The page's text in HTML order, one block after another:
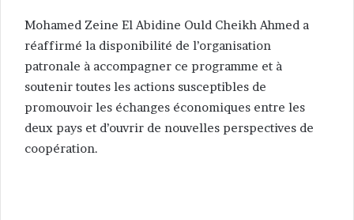
Mohamed Zeine El Abidine Ould Cheikh Ahmed a
réaffirmé la disponibilité de l’organisation
patronale à accompagner ce programme et à
soutenir toutes les actions susceptibles de
promouvoir les échanges économiques entre les
deux pays et d’ouvrir de nouvelles perspectives de
coopération.